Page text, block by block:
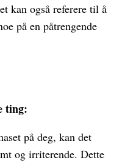
kan også referere til å
på en påtrengende
ting:
på deg, kan det
og irriterende. Dette